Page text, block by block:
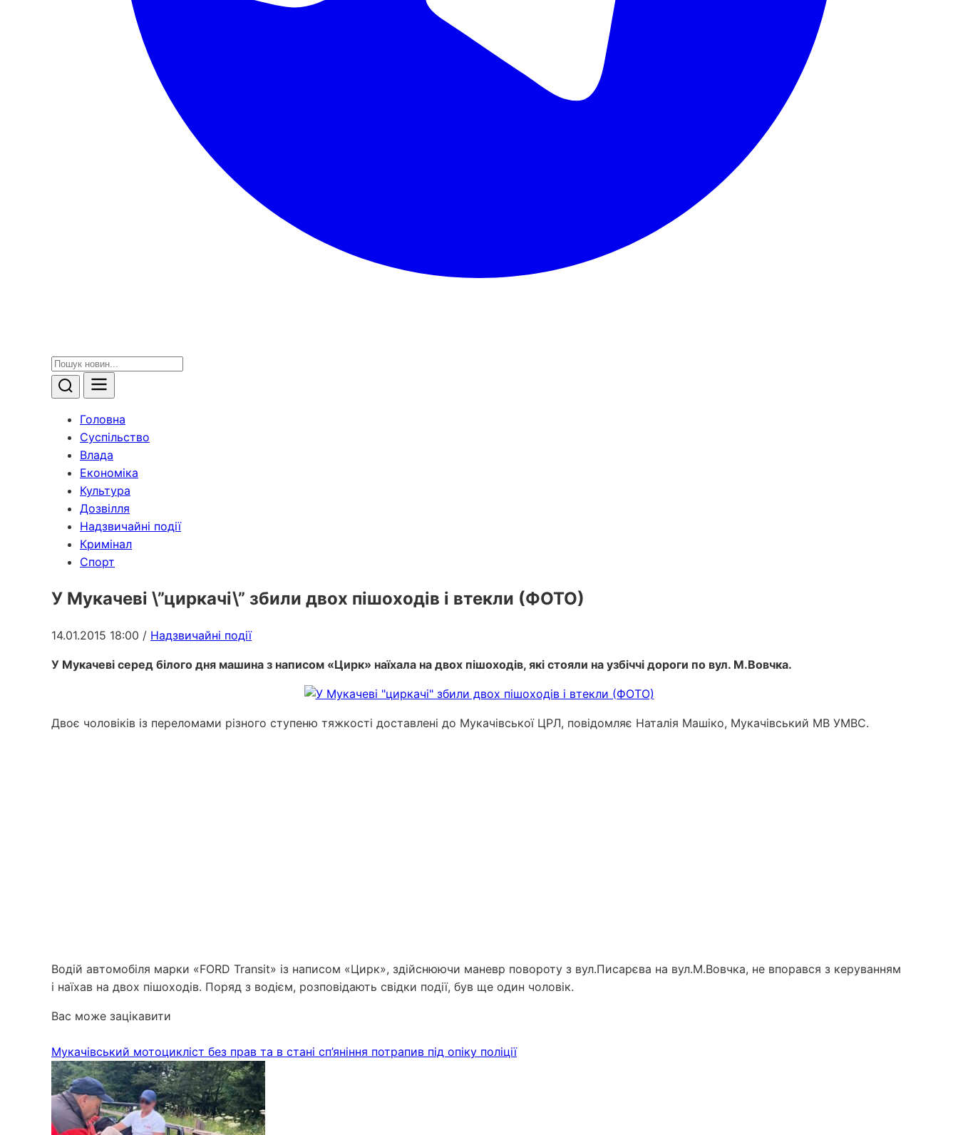
Головна
Суспільство
Влада
Економіка
Культура
Дозвілля
Надзвичайні події
Кримінал
Спорт
У Мукачеві \”циркачі\” збили двох пішоходів і втекли (ФОТО)
14.01.2015 18:00 / Надзвичайні події
У Мукачеві серед білого дня машина з написом «Цирк» наїхала на двох пішоходів, які стояли на узбіччі дороги по вул. М.Вовчка.
Двоє чоловіків із переломами різного ступеню тяжкості доставлені до Мукачівської ЦРЛ, повідомляє Наталія Машіко, Мукачівський МВ УМВС.
Водій автомобіля марки «FORD Transit» із написом «Цирк», здійснюючи маневр повороту з вул.Писарєва на вул.М.Вовчка, не впорався з керуванням
і наїхав на двох пішоходів. Поряд з водієм, розповідають свідки події, був ще один чоловік.
Вас може зацікавити
Мукачівський мотоцикліст без прав та в стані сп’яніння потрапив під опіку поліції